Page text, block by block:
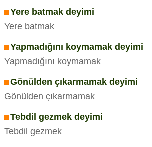
Yere batmak deyimi
Yere batmak
Yapmadığını koymamak deyimi
Yapmadığını koymamak
Gönülden çıkarmamak deyimi
Gönülden çıkarmamak
Tebdil gezmek deyimi
Tebdil gezmek